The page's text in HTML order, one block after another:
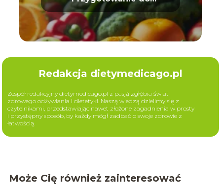
macierzyństwa
Redakcja dietymedicago.pl
Zespół redakcyjny dietymedicago.pl z pasją zgłębia świat
zdrowego odżywiania i dietetyki. Naszą wiedzą dzielimy się z
czytelnikami, przedstawiając nawet złożone zagadnienia w prosty
i przystępny sposób, by każdy mógł zadbać o swoje zdrowie z
łatwością.
Może Cię również zainteresować